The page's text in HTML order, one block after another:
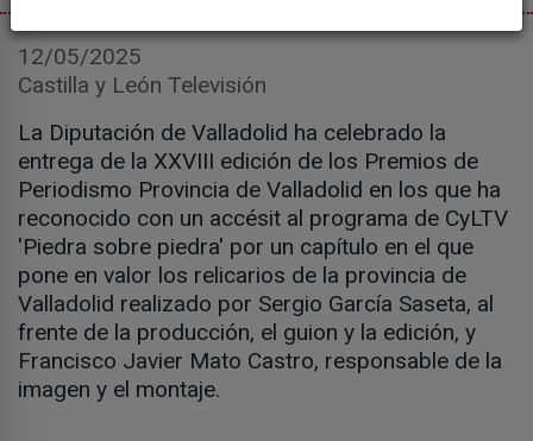
12/05/2025
Castilla y León Televisión
La Diputación de Valladolid ha celebrado la
entrega de la XXVIII edición de los Premios de
Periodismo Provincia de Valladolid en los que ha
reconocido con un accésit al programa de CyLTV
'Piedra sobre piedra' por un capítulo en el que
pone en valor los relicarios de la provincia de
Valladolid realizado por Sergio García Saseta, al
frente de la producción, el guion y la edición, y
Francisco Javier Mato Castro, responsable de la
imagen y el montaje.